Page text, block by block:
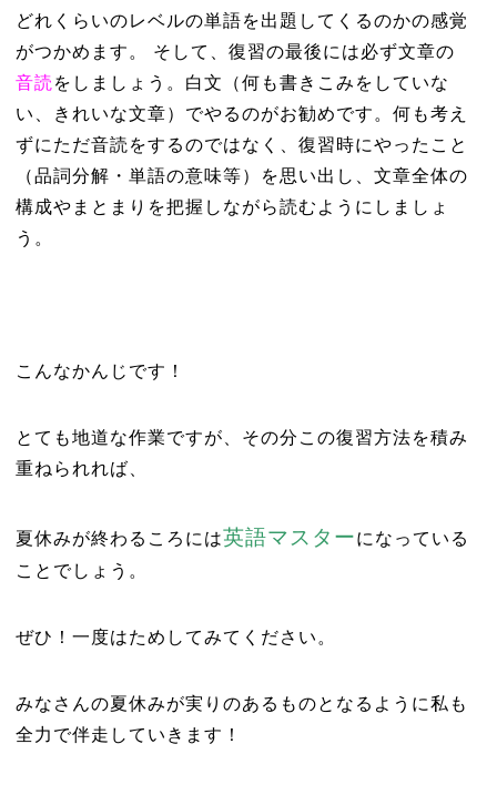
どれくらいのレベルの単語を出題してくるのかの感覚
がつかめます。 そして、復習の最後には必ず文章の
音読 をしましょう。白文（何も書きこみをしていな
い、きれいな文章）でやるのがお勧めです。何も考え
ずにただ音読をするのではなく、復習時にやったこと
（品詞分解・単語の意味等）を思い出し、文章全体の
構成やまとまりを把握しながら読むようにしましょ
う。
こんなかんじです！
とても地道な作業ですが、その分この復習方法を積み
重ねられれば、
夏休みが終わるころには英語マスターになっている
ことでしょう。
ぜひ！一度はためしてみてください。
みなさんの夏休みが実りのあるものとなるように私も
全力で伴走していきます！